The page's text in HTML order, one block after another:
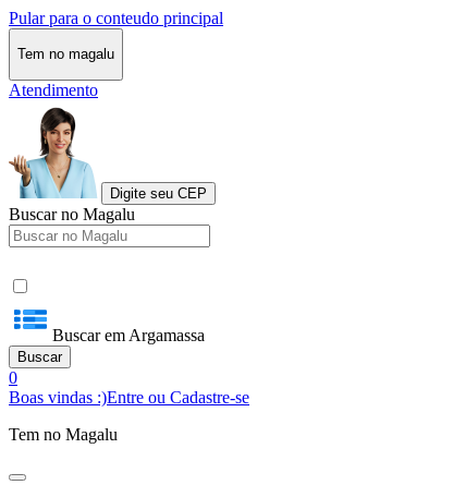
Pular para o conteudo principal
Tem no magalu
Atendimento
Digite seu CEP
Buscar no Magalu
Buscar em Argamassa
Buscar
0
Boas vindas :)Entre ou Cadastre-se
Tem no Magalu